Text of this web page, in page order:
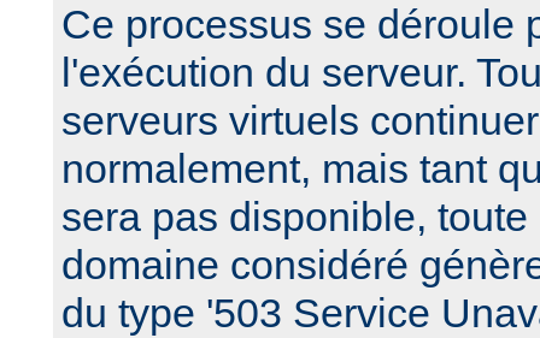
Ce processus se déroule
l'exécution du serveur.
serveurs virtuels
normalement, mais tant
sera pas disponible,
domaine considéré
du type '503 Service